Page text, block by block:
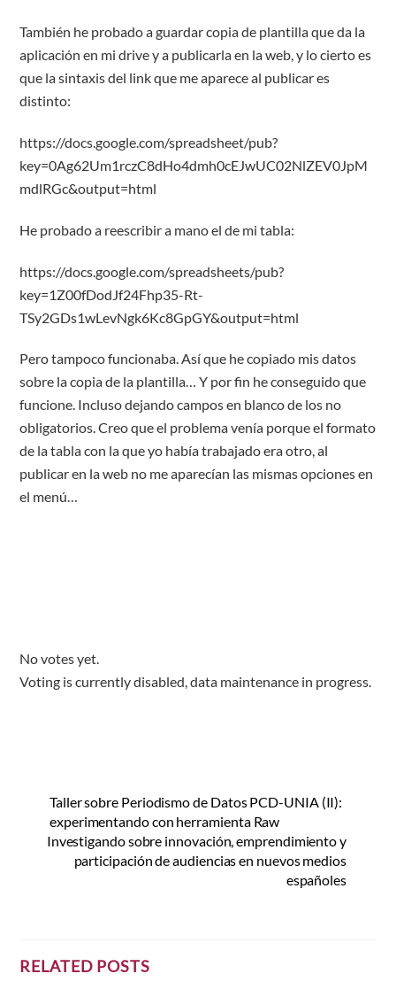
También he probado a guardar copia de plantilla que da la
aplicación en mi drive y a publicarla en la web, y lo cierto es
que la sintaxis del link que me aparece al publicar es
distinto:
https://docs.google.com/spreadsheet/pub?
key=0Ag62Um1rczC8dHo4dmh0cEJwUC02NlZEV0JpM
mdlRGc&output=html
He probado a reescribir a mano el de mi tabla:
https://docs.google.com/spreadsheets/pub?
key=1Z00fDodJf24Fhp35-Rt-
TSy2GDs1wLevNgk6Kc8GpGY&output=html
Pero tampoco funcionaba. Así que he copiado mis datos
sobre la copia de la plantilla… Y por fin he conseguido que
funcione. Incluso dejando campos en blanco de los no
obligatorios. Creo que el problema venía porque el formato
de la tabla con la que yo había trabajado era otro, al
publicar en la web no me aparecían las mismas opciones en
el menú…
No votes yet.
Voting is currently disabled, data maintenance in progress.
Taller sobre Periodismo de Datos PCD-UNIA (II):
experimentando con herramienta Raw
Investigando sobre innovación, emprendimiento y
participación de audiencias en nuevos medios
españoles
RELATED POSTS